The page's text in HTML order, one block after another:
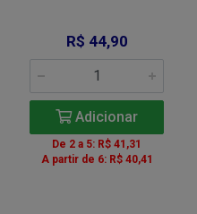
R$ 44,90
Adicionar
De 2 a 5: R$ 41,31
A partir de 6: R$ 40,41